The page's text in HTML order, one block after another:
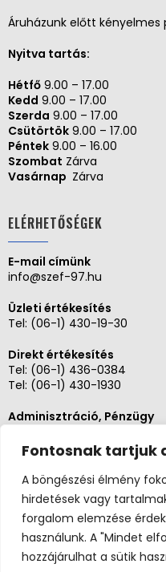
Fontosnak tartjuk
A böngészési élmény
hirdetések vagy
forgalom elemzése
használunk. A "Mindet
hozzájárulhat a sütik
Áruházunk előtt
Nyitva tartás:
Hétfő 9.00 – 17.00
Kedd 9.00 – 17.00
Szerda 9.00 – 17.00
Csütörtök 9.00 – 17.00
Péntek 9.00 – 16.00
Szombat Zárva
Vasárnap Zárva
ELÉRHETŐSÉGEK
E-mail címünk
info@szef-97.hu
Üzleti értékesítés
Tel: (06-1) 430-19-30
Direkt értékesítés
Tel: (06-1) 436-0384
Tel: (06-1) 430-1930
Adminisztráció, Pénzügy
Szerviz és karbantartás
Tel: (06-20)3268654
Tel: (06-1) 436-0384